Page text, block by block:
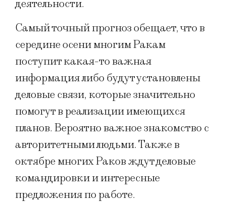
деятельности.
Самый точный прогноз обещает, что в
середине осени многим Ракам
поступит какая-то важная
информация либо будут установлены
деловые связи, которые значительно
помогут в реализации имеющихся
планов. Вероятно важное знакомство с
авторитетными людьми. Также в
октябре многих Раков ждут деловые
командировки и интересные
предложения по работе.